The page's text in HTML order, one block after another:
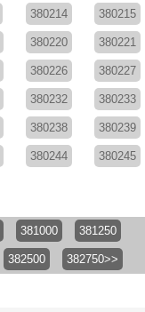
380214 380215
380220 380221
380226 380227
380232 380233
380238 380239
380244 380245
381000 381250
382500 382750>>